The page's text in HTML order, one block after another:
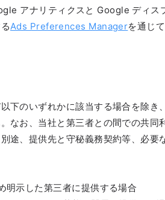
アナリティクスと Google ディス
Ads Preferences Managerを通じ
下のいずれかに該当する場合を除き
なお、当社と第三者との間での共同
途、提供先と守秘義務契約等、必要
明示した第三者に提供する場合